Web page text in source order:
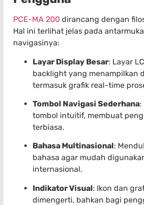
PCE-MA 200 dirancang dengan
Hal ini terlihat jelas pada
navigasinya:
Layar Display Besar: Layar
backlight yang menampilkan
termasuk grafik real-time
Tombol Navigasi Sederhana:
tombol intuitif, membuat
terbiasa.
Bahasa Multinasional:
bahasa agar mudah
internasional.
Indikator Visual: Ikon dan
dimengerti, bahkan bagi